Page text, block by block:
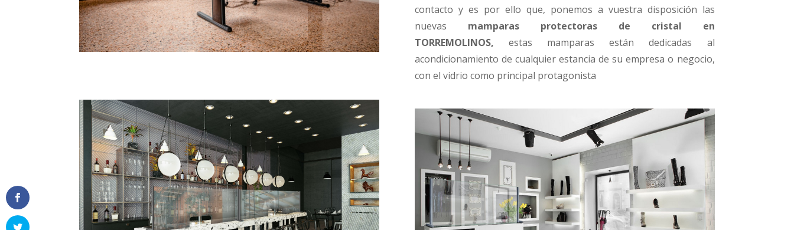
contacto y es por ello que, ponemos a vuestra disposición las
nuevas mamparas protectoras de cristal en
TORREMOLINOS, estas mamparas están dedicadas al
acondicionamiento de cualquier estancia de su empresa o negocio,
con el vidrio como principal protagonista